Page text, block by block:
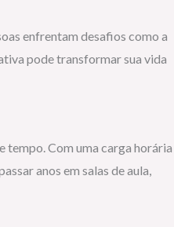
enfrentam desafios como a
pode transformar sua vida
tempo. Com uma carga horária
anos em salas de aula,